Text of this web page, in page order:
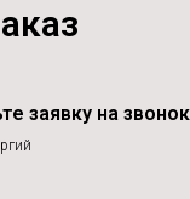
заявку на звонок